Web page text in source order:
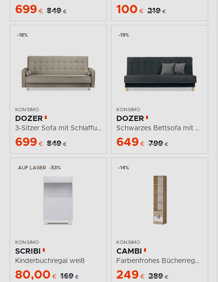
699 € 849 € 100 € 219 €
-18%
KONSIMO
DOZER
3-Sitzer Sofa mit Schlaffunktion beige
699 € 849 €
-19%
KONSIMO
DOZER
Schwarzes Bettsofa mit Bettzeugkasten
649 € 799 €
AUF LAGER -53%
KONSIMO
SCRIBI
Kinderbuchregal weiß
80,00 € 169 €
-14%
KONSIMO
CAMBI
Farbenfrohes Bücherregal für Kinderzimmer weiß /...
249 € 289 €